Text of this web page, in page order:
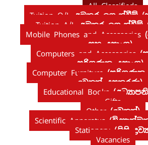
All Classifieds
Tuition O/L
අමතර ඉගැන්වීම්
Tuition A/L
අමතර ඉගැන්වීම්
Mobile Phones and Accessories
සහ උපාංග)
Computers and Accessories
පරිගණක උපාංග)
Computer Furniture (පරිගණක
වෙනත් උපකරණ)
Educational Books
Gifts
Other (වෙනත්)
Scientific Apparatus
Stationery (ලිපි
Vacancies